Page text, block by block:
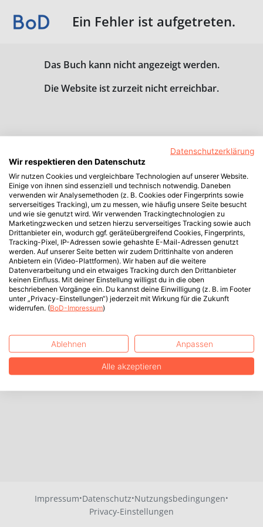
Ein Fehler ist aufgetreten.
Das Buch kann nicht angezeigt werden.
Die Website ist zurzeit nicht erreichbar.
Impressum·Datenschutz·Nutzungsbedingungen·
Privacy-Einstellungen
Datenschutzerklärung
Wir respektieren den Datenschutz
Wir nutzen Cookies und vergleichbare Technologien auf unserer Website.
Einige von ihnen sind essenziell und technisch notwendig. Daneben
verwenden wir Analysemethoden (z. B. Cookies oder Fingerprints sowie
serverseitiges Tracking), um zu messen, wie häufig unsere Seite besucht
und wie sie genutzt wird. Wir verwenden Trackingtechnologien zu
Marketingzwecken und setzen hierzu serverseitiges Tracking sowie auch
Drittanbieter ein, wodurch ggf. geräteübergreifend Cookies, Fingerprints,
Tracking-Pixel, IP-Adressen sowie gehashte E-Mail-Adressen genutzt
werden. Auf unserer Seite betten wir zudem Drittinhalte von anderen
Anbietern ein (Video-Plattformen). Wir haben auf die weitere
Datenverarbeitung und ein etwaiges Tracking durch den Drittanbieter
keinen Einfluss. Mit deiner Einstellung willigst du in die oben
beschriebenen Vorgänge ein. Du kannst deine Einwilligung (z. B. im Footer
unter „Privacy-Einstellungen“) jederzeit mit Wirkung für die Zukunft
widerrufen. (BoD-Impressum)
Ablehnen Anpassen
Alle akzeptieren